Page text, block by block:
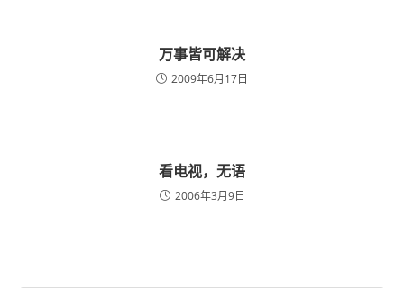
万事皆可解决
2009年6月17日
看电视，无语
2006年3月9日